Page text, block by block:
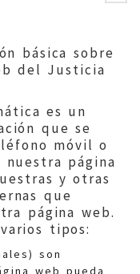
básica sobre
del Justicia
es un
que se
móvil o
página
y otras
que
página web.
tipos:
son
web pueda